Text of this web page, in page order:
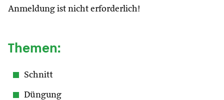
Anmeldung ist nicht erforderlich!
Themen:
Schnitt
Düngung